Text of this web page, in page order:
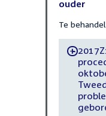
ouder
Te
-